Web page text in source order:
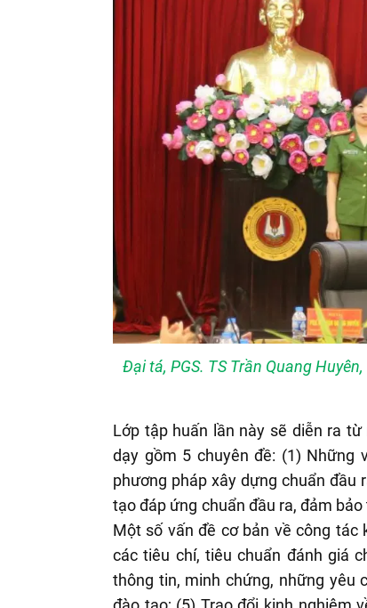
Đại tá, PGS. TS Trần Quang
Lớp tập huấn lần này sẽ diễn ra
dạy gồm 5 chuyên đề: (1) Những
phương pháp xây dựng chuẩn đầu
tạo đáp ứng chuẩn đầu ra, đảm
Một số vấn đề cơ bản về công tác
các tiêu chí, tiêu chuẩn đánh giá
thông tin, minh chứng, những yêu